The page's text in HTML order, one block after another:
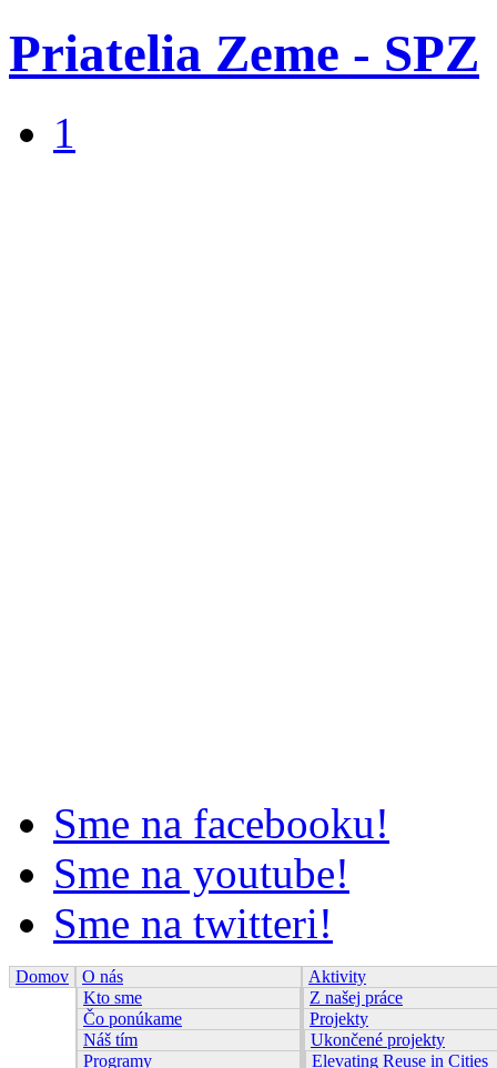
Priatelia Zeme - SPZ
1
Sme na facebooku!
Sme na youtube!
Sme na twitteri!
Domov
O nás
Kto sme
Čo ponúkame
Náš tím
Programy
Aktivity
Z našej práce
Projekty
Ukončené projekty
Elevating Reuse in Cities